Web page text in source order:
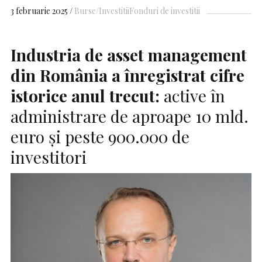
3 februarie 2025 Burse/InvestitiiFonduri de investitii
Industria de asset management
din România a înregistrat cifre
istorice anul trecut: active în
administrare de aproape 10 mld.
euro și peste 900.000 de
investitori